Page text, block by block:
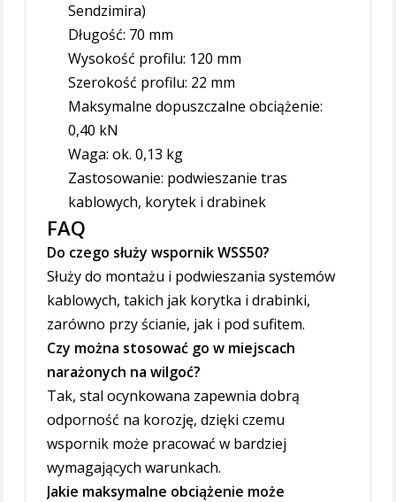
Sendzimira)
Długość: 70 mm
Wysokość profilu: 120 mm
Szerokość profilu: 22 mm
Maksymalne dopuszczalne obciążenie:
0,40 kN
Waga: ok. 0,13 kg
Zastosowanie: podwieszanie tras
kablowych, korytek i drabinek
FAQ
Do czego służy wspornik WSS50?
Służy do montażu i podwieszania systemów
kablowych, takich jak korytka i drabinki,
zarówno przy ścianie, jak i pod sufitem.
Czy można stosować go w miejscach
narażonych na wilgoć?
Tak, stal ocynkowana zapewnia dobrą
odporność na korozję, dzięki czemu
wspornik może pracować w bardziej
wymagających warunkach.
Jakie maksymalne obciążenie może